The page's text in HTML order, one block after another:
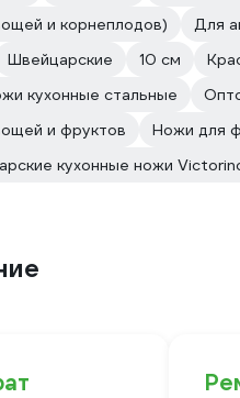
и корнеплодов)
Для
Швейцарские 10 см
кухонные стальные
и фруктов Ножи для
кухонные ножи